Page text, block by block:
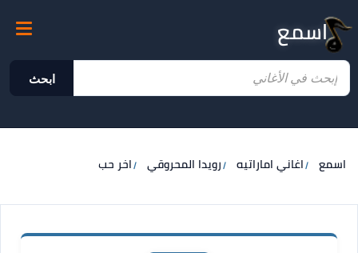
اسمع
ابحث
اسمع اغاني اماراتيه رويدا المحروقي اخر حب